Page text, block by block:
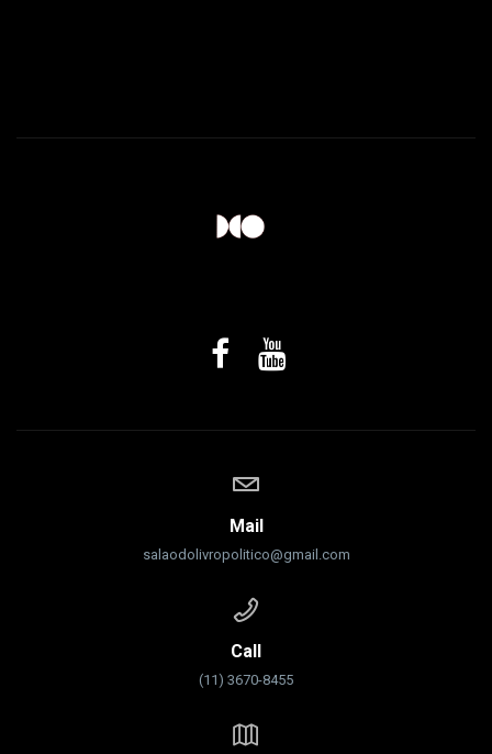
Mail
salaodolivropolitico@gmail.com
Call
(11) 3670-8455